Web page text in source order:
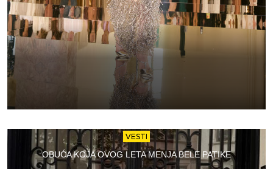
VESTI
OBUĆA KOJA OVOG LETA MENJA BELE PATIKE